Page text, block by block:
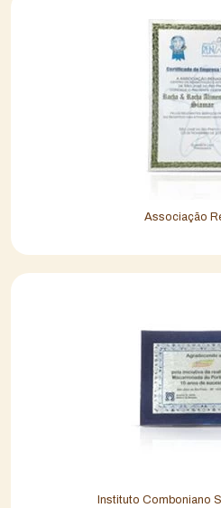
Associação
Instituto Comboniano